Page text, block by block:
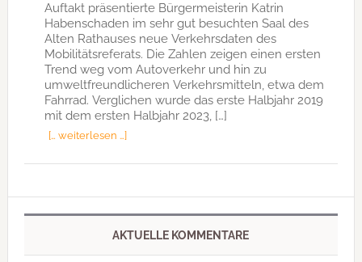
Auftakt präsentierte Bürgermeisterin Katrin
Habenschaden im sehr gut besuchten Saal des
Alten Rathauses neue Verkehrsdaten des
Mobilitätsreferats. Die Zahlen zeigen einen ersten
Trend weg vom Autoverkehr und hin zu
umweltfreundlicheren Verkehrsmitteln, etwa dem
Fahrrad. Verglichen wurde das erste Halbjahr 2019
mit dem ersten Halbjahr 2023, […]
[… weiterlesen …]
AKTUELLE KOMMENTARE